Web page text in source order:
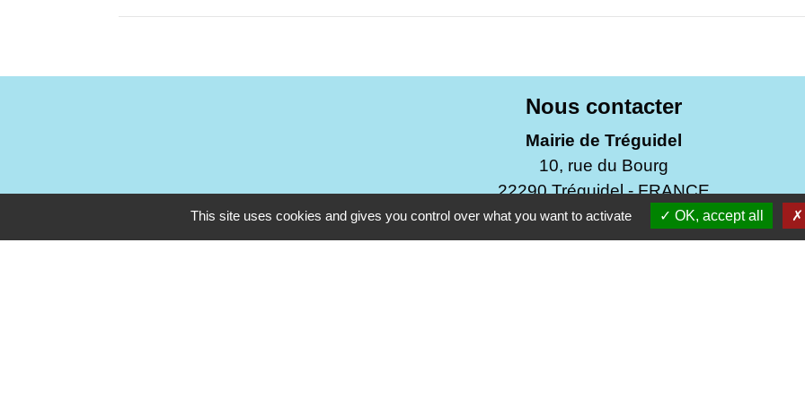
Nous contacter
Mairie de Tréguidel
10, rue du Bourg
22290 Tréguidel - FRANCE
+33 2 96 70 02 98
Contact par formulaire
This site uses cookies and gives you control over what you want to activate OK, accept all